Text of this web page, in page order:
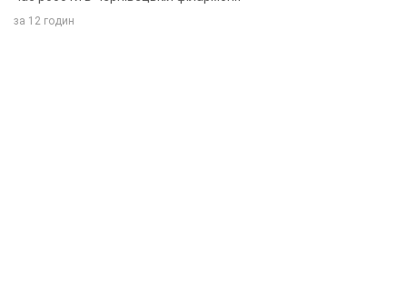
за 12 годин